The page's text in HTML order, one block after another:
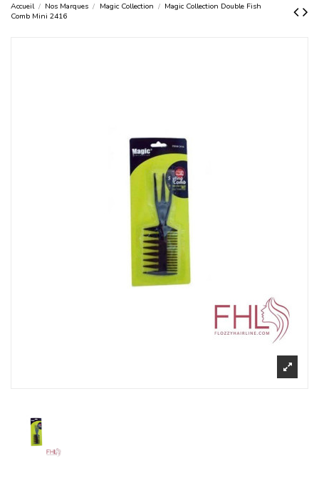
Accueil Nos Marques Magic Collection
Magic Collection Double Fish
Comb Mini 2416